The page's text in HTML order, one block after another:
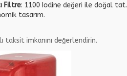
Filtre: 1100 Iodine değeri ile doğal tat.
tasarım.
taksit imkanını değerlendirin.